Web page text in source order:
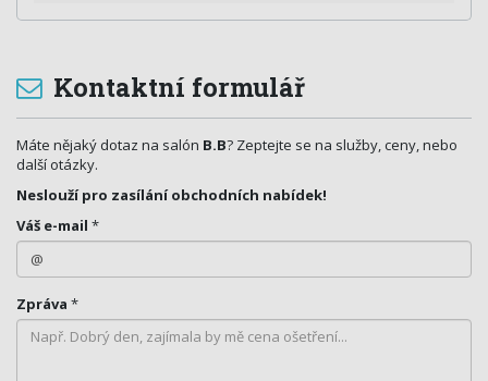
Kontaktní formulář
Máte nějaký dotaz na salón B.B? Zeptejte se na služby, ceny, nebo
další otázky.
Neslouží pro zasílání obchodních nabídek!
Váš e-mail *
Zpráva *